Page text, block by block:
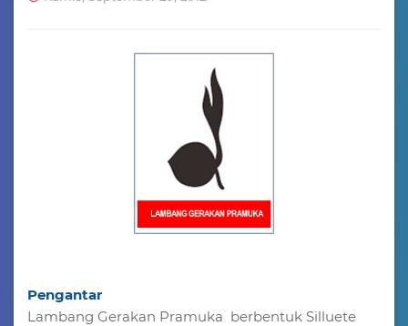
Pengantar
Lambang Gerakan Pramuka berbentuk Silluete